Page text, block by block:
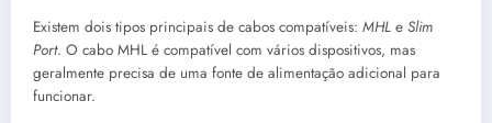
Existem dois tipos principais de cabos compatíveis: MHL e Slim
Port. O cabo MHL é compatível com vários dispositivos, mas
geralmente precisa de uma fonte de alimentação adicional para
funcionar.